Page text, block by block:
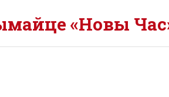
«Новы